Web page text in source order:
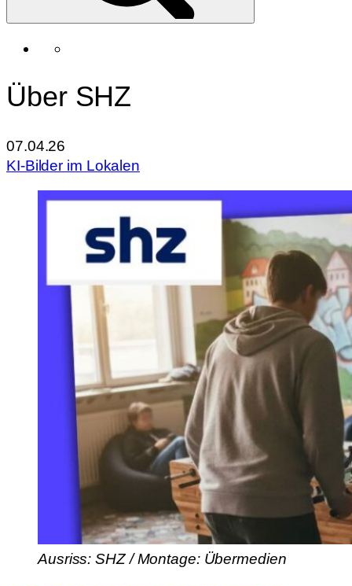
Über SHZ
07.04.26
KI-Bilder im Lokalen
Ausriss: SHZ / Montage: Übermedien